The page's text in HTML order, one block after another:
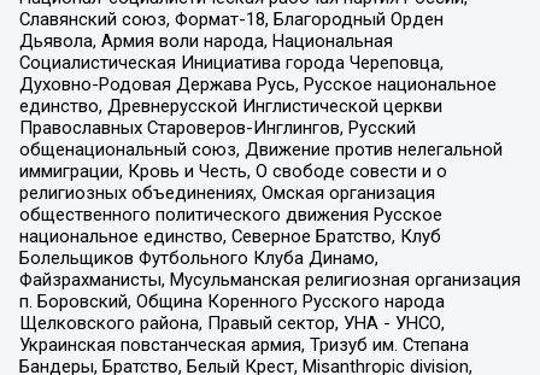
Славянский союз, Формат-18, Благородный Орден
Дьявола, Армия воли народа, Национальная
Социалистическая Инициатива города Череповца,
Духовно-Родовая Держава Русь, Русское национальное
единство, Древнерусской Инглистической церкви
Православных Староверов-Инглингов, Русский
общенациональный союз, Движение против нелегальной
иммиграции, Кровь и Честь, О свободе совести и о
религиозных объединениях, Омская организация
общественного политического движения Русское
национальное единство, Северное Братство, Клуб
Болельщиков Футбольного Клуба Динамо,
Файзрахманисты, Мусульманская религиозная организация
п. Боровский, Община Коренного Русского народа
Щелковского района, Правый сектор, УНА - УНСО,
Украинская повстанческая армия, Тризуб им. Степана
Бандеры, Братство, Белый Крест, Misanthropic division,